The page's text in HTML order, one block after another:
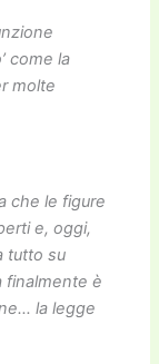
come la
molte
che le figure
e, oggi,
tutto su
finalmente è
la legge